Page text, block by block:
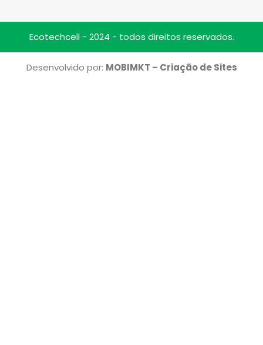
c
b
s
t
a
g
Ecotechcell - 2024 - todos direitos reservados.
Desenvolvido por: MOBIMKT – Criação de Sites